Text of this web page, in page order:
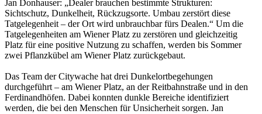
Jan Donhauser: „Dealer brauchen bestimmte Strukturen:
Sichtschutz, Dunkelheit, Rückzugsorte. Umbau zerstört diese
Tatgelegenheit – der Ort wird unbrauchbar fürs Dealen.“ Um die
Tatgelegenheiten am Wiener Platz zu zerstören und gleichzeitig
Platz für eine positive Nutzung zu schaffen, werden bis Sommer
zwei Pflanzkübel am Wiener Platz zurückgebaut.
Das Team der Citywache hat drei Dunkelortbegehungen
durchgeführt – am Wiener Platz, an der Reitbahnstraße und in den
Ferdinandhöfen. Dabei konnten dunkle Bereiche identifiziert
werden, die bei den Menschen für Unsicherheit sorgen. Jan